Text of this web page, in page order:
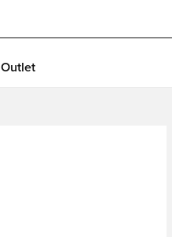
Outlet